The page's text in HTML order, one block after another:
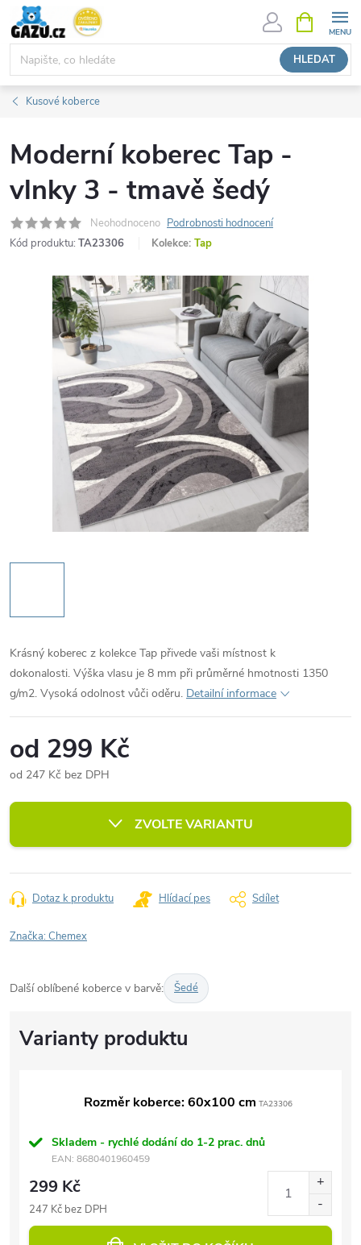
Přejít
obsah
HLEDAT
NÁKUPNÍ
KOŠÍK
Kusové koberce
Moderní koberec Tap -
vlnky 3 - tmavě šedý
Neohodnoceno Podrobnosti hodnocení
Kód produktu: TA23306 Kolekce: Tap
Krásný koberec z kolekce Tap přivede vaši místnost k
dokonalosti. Výška vlasu je 8 mm při průměrné hmotnosti 1350
g/m2. Vysoká odolnost vůči oděru. Detailní informace
od 299 Kč
od 247 Kč bez DPH
cena:
ZVOLTE VARIANTU
Dotaz k produktu Hlídací pes Sdílet
Značka:Chemex
Další oblíbené koberce v barvě: Šedé
Rozměr koberce: 60x100 cm TA23306
Skladem - rychlé dodání do 1-2 prac. dnů
EAN: 8680401960459
299 Kč
247 Kč bez DPH